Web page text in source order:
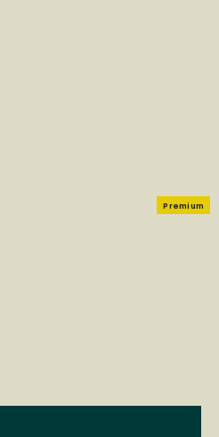
Premium